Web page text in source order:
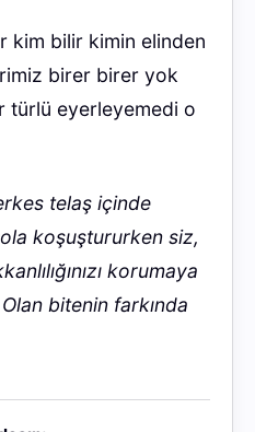
kim bilir kimin elinden
birer birer yok
türlü eyerleyemedi o
telaş içinde
koşuştururken siz,
korumaya
bitenin farkında